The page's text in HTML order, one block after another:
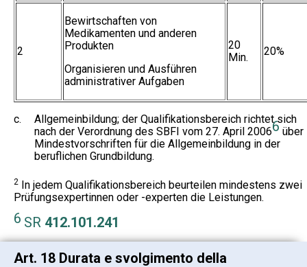
2
Bewirtschaften von
Medikamenten und anderen
Produkten
Organisieren und Ausführen
administrativer Aufgaben
20
Min.
20%
c.
Allgemeinbildung; der Qualifikationsbereich richtet sich
nach der Verordnung des SBFI vom 27. April 20066 über
Mindestvorschriften für die Allgemeinbildung in der
beruflichen Grundbildung.
2 In jedem Qualifikationsbereich beurteilen mindestens zwei
Prüfungsexpertinnen oder -experten die Leistungen.
6 SR 412.101.241
Art. 18 Durata e svolgimento della